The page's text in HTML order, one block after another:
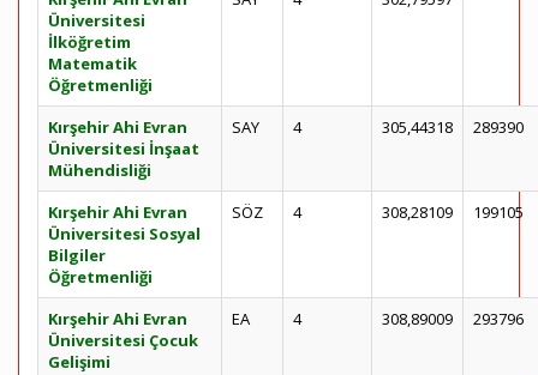
Üniversitesi
İlköğretim
Matematik
Öğretmenliği
Kırşehir Ahi Evran
Üniversitesi İnşaat
Mühendisliği
SAY 4 305,44318 289390
Kırşehir Ahi Evran
Üniversitesi Sosyal
Bilgiler
Öğretmenliği
SÖZ 4 308,28109 199105
Kırşehir Ahi Evran
Üniversitesi Çocuk
Gelişimi
EA 4 308,89009 293796